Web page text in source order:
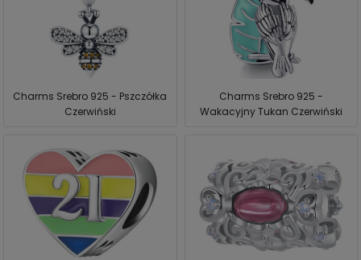
Charms Srebro 925 - Pszczółka
Czerwiński
Charms Srebro 925 -
Wakacyjny Tukan Czerwiński